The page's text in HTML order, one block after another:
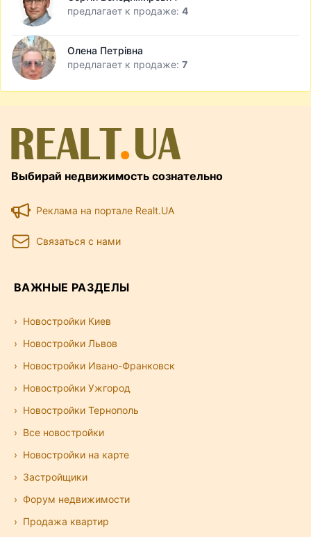
предлагает к продаже: 4
Олена Петрівна
предлагает к продаже: 7
Выбирай недвижимость сознательно
Реклама на портале Realt.UA
Связаться с нами
ВАЖНЫЕ РАЗДЕЛЫ
Новостройки Киев
Новостройки Львов
Новостройки Ивано-Франковск
Новостройки Ужгород
Новостройки Тернополь
Все новостройки
Новостройки на карте
Застройщики
Форум недвижимости
Продажа квартир